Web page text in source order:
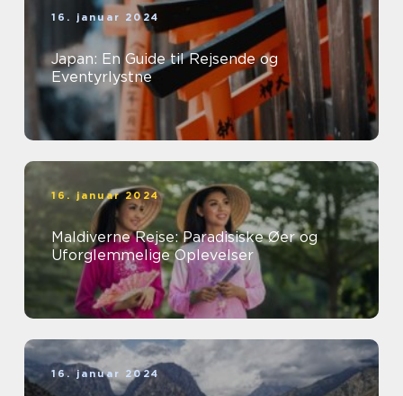
16. januar 2024
Japan: En Guide til Rejsende og
Eventyrlystne
16. januar 2024
Maldiverne Rejse: Paradisiske Øer og
Uforglemmelige Oplevelser
16. januar 2024